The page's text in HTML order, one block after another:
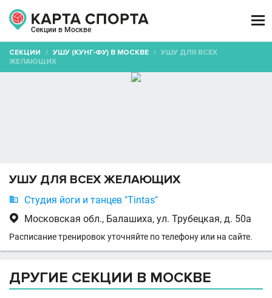
Секции в Москве

СЕКЦИИ / УШУ (КУНГ-ФУ) В МОСКВЕ / УШУ ДЛЯ ВСЕХ
ЖЕЛАЮЩИХ
УШУ ДЛЯ ВСЕХ ЖЕЛАЮЩИХ
 Студия йоги и танцев "Tintas"
 Московская обл., Балашиха, ул. Трубецкая, д. 50а
Расписание тренировок уточняйте по телефону или на сайте.
ДРУГИЕ СЕКЦИИ В МОСКВЕ